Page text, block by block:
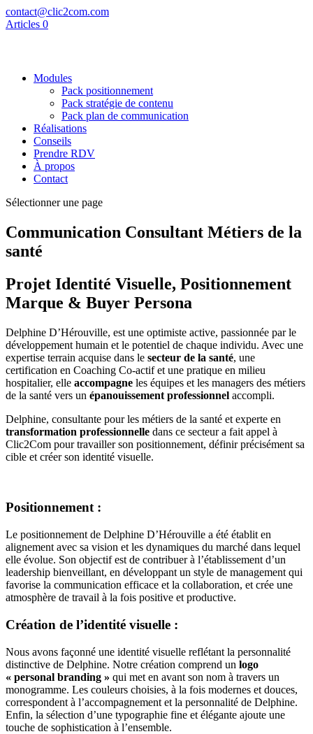
contact@clic2com.com
Articles 0
Modules
Pack positionnement
Pack stratégie de contenu
Pack plan de communication
Réalisations
Conseils
Prendre RDV
À propos
Contact
Sélectionner une page
Communication Consultant Métiers de la
santé
Projet Identité Visuelle, Positionnement
Marque & Buyer Persona
Delphine D’Hérouville, est une optimiste active, passionnée par le
développement humain et le potentiel de chaque individu. Avec une
expertise terrain acquise dans le secteur de la santé, une
certification en Coaching Co-actif et une pratique en milieu
hospitalier, elle accompagne les équipes et les managers des métiers
de la santé vers un épanouissement professionnel accompli.
Delphine, consultante pour les métiers de la santé et experte en
transformation professionnelle dans ce secteur a fait appel à
Clic2Com pour travailler son positionnement, définir précisément sa
cible et créer son identité visuelle.
Positionnement :
Le positionnement de Delphine D’Hérouville a été établit en
alignement avec sa vision et les dynamiques du marché dans lequel
elle évolue. Son objectif est de contribuer à l’établissement d’un
leadership bienveillant, en développant un style de management qui
favorise la communication efficace et la collaboration, et crée une
atmosphère de travail à la fois positive et productive.
Création de l’identité visuelle :
Nous avons façonné une identité visuelle reflétant la personnalité
distinctive de Delphine. Notre création comprend un logo
« personal branding » qui met en avant son nom à travers un
monogramme. Les couleurs choisies, à la fois modernes et douces,
correspondent à l’accompagnement et la personnalité de Delphine.
Enfin, la sélection d’une typographie fine et élégante ajoute une
touche de sophistication à l’ensemble.